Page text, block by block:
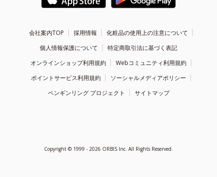
会社案内TOP 採用情報
化粧品の使用上の注意について
個人情報保護について
特定商取引法に基づく表記
オンラインショップ利用規約
Webコミュニティ利用規約
ポイントサービス利用規約
ソーシャルメディアポリシー
ペンギンリング プロジェクト
サイトマップ
Copyright © 1999 - 2026 ORBIS Inc. All Rights Reserved.